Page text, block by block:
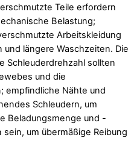
Teile erfordern
Belastung;
Arbeitskleidung
längere Waschzeiten. Die
Schleuderdrehzahl sollten
und die
empfindliche Nähte und
Schleudern, um
Beladungsmenge und -
um übermäßige Reibung